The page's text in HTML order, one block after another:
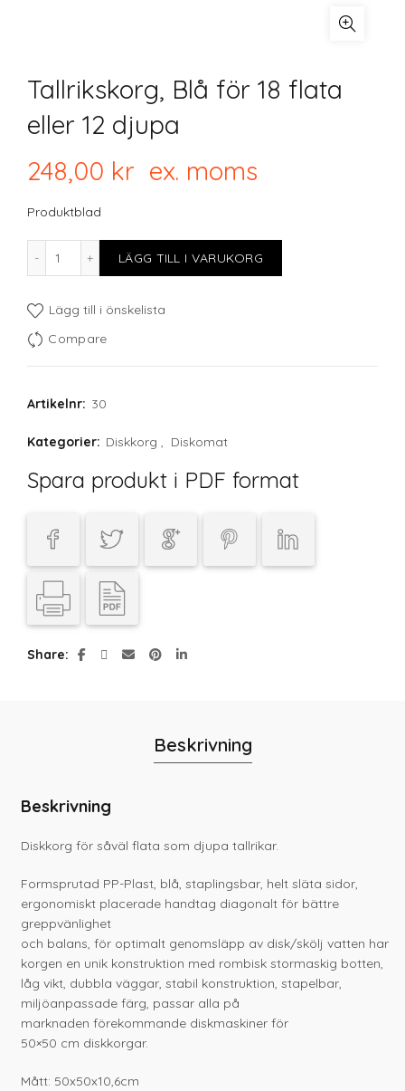
Tallrikskorg, Blå för 18 flata
eller 12 djupa
248,00 kr ex. moms
Produktblad
Tallrikskorg, Blå för 18 flata eller 12 djupa mängd
LÄGG TILL I VARUKORG
Lägg till i önskelista
Compare
Artikelnr: 30
Kategorier: Diskkorg , Diskomat
Spara produkt i PDF format
Share
Beskrivning
Beskrivning
Diskkorg för såväl flata som djupa tallrikar.
Formsprutad PP-Plast, blå, staplingsbar, helt släta sidor,
ergonomiskt placerade handtag diagonalt för bättre
greppvänlighet
och balans, för optimalt genomsläpp av disk/skölj vatten har
korgen en unik konstruktion med rombisk stormaskig botten,
låg vikt, dubbla väggar, stabil konstruktion, stapelbar,
miljöanpassade färg, passar alla på
marknaden förekommande diskmaskiner för
50×50 cm diskkorgar.
Mått: 50x50x10,6cm